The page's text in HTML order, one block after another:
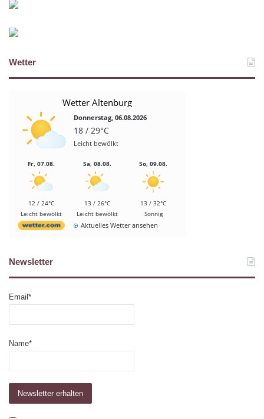
Wetter
Wetter Altenburg
Donnerstag, 06.08.2026
18 / 29°C
Leicht bewölkt
Fr, 07.08.
12 / 24°C
Leicht bewölkt
Sa, 08.08.
13 / 26°C
Leicht bewölkt
So, 09.08.
13 / 32°C
Sonnig
Aktuelles Wetter ansehen
Newsletter
Email*
Name*